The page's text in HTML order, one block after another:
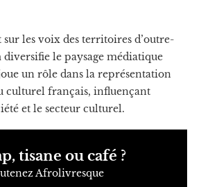
sur les voix des territoires d’outre-
le paysage médiatique
un rôle dans la représentation
culturel français, influençant
et le secteur culturel.
tisane ou café ?
Afrolivresque